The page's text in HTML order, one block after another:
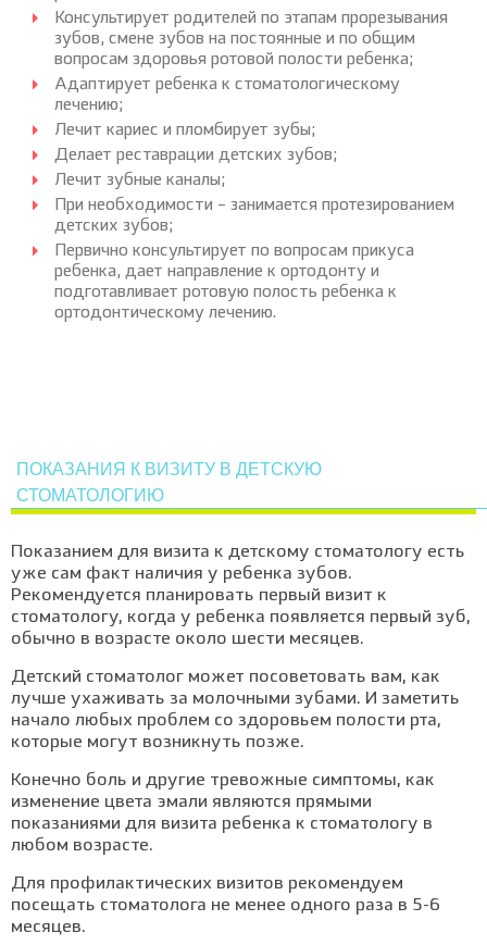
Консультирует родителей по этапам прорезывания
зубов, смене зубов на постоянные и по общим
вопросам здоровья ротовой полости ребенка;
Адаптирует ребенка к стоматологическому
лечению;
Лечит кариес и пломбирует зубы;
Делает реставрации детских зубов;
Лечит зубные каналы;
При необходимости – занимается протезированием
детских зубов;
Первично консультирует по вопросам прикуса
ребенка, дает направление к ортодонту и
подготавливает ротовую полость ребенка к
ортодонтическому лечению.
ПОКАЗАНИЯ К ВИЗИТУ В ДЕТСКУЮ
СТОМАТОЛОГИЮ
Показанием для визита к детскому стоматологу есть
уже сам факт наличия у ребенка зубов.
Рекомендуется планировать первый визит к
стоматологу, когда у ребенка появляется первый зуб,
обычно в возрасте около шести месяцев.
Детский стоматолог может посоветовать вам, как
лучше ухаживать за молочными зубами. И заметить
начало любых проблем со здоровьем полости рта,
которые могут возникнуть позже.
Конечно боль и другие тревожные симптомы, как
изменение цвета эмали являются прямыми
показаниями для визита ребенка к стоматологу в
любом возрасте.
Для профилактических визитов рекомендуем
посещать стоматолога не менее одного раза в 5-6
месяцев.